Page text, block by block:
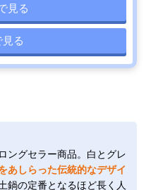
見る
見る
ングセラー商品。白とグレ
あしらった伝統的なデザイ
鍋の定番となるほど長く人